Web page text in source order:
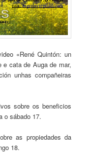
«René Quintón: un
e cata de Auga de mar,
unhas compañeiras
sobre os beneficios
o sábado 17.
as propiedades da
18.